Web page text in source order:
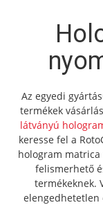
Az egyedi
termékek
látványú
keresse fel a
hologram
felismerhető
termékeknek.
elengedhetetlen